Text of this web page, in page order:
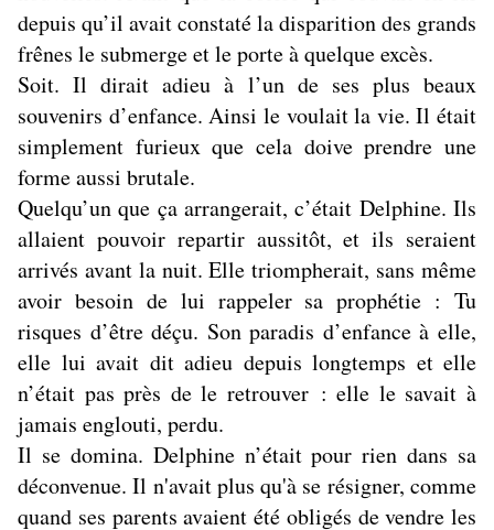
depuis qu’il avait constaté la disparition des grands
frênes le submerge et le porte à quelque excès.
Soit. Il dirait adieu à l’un de ses plus beaux
souvenirs d’enfance. Ainsi le voulait la vie. Il était
simplement furieux que cela doive prendre une
forme aussi brutale.
Quelqu’un que ça arrangerait, c’était Delphine. Ils
allaient pouvoir repartir aussitôt, et ils seraient
arrivés avant la nuit. Elle triompherait, sans même
avoir besoin de lui rappeler sa prophétie : Tu
risques d’être déçu. Son paradis d’enfance à elle,
elle lui avait dit adieu depuis longtemps et elle
n’était pas près de le retrouver : elle le savait à
jamais englouti, perdu.
Il se domina. Delphine n’était pour rien dans sa
déconvenue. Il n'avait plus qu'à se résigner, comme
quand ses parents avaient été obligés de vendre les